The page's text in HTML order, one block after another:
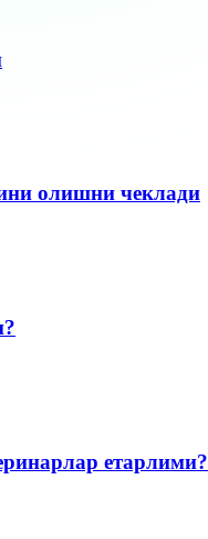
олишни чеклади
етарлими?